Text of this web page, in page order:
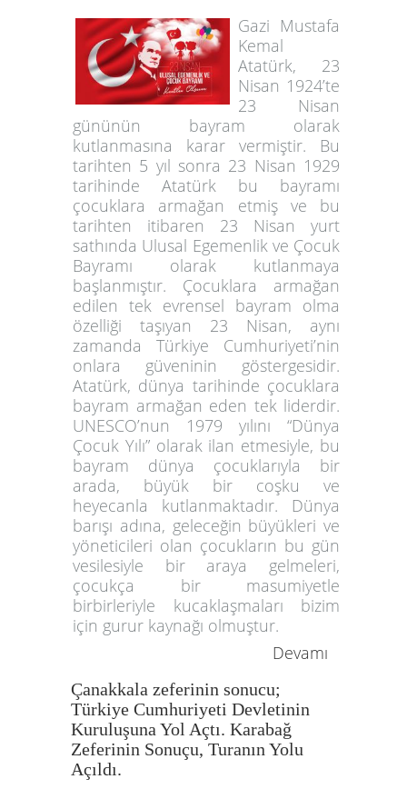
Gazi Mustafa
Kemal
Atatürk, 23
Nisan 1924’te
23 Nisan
gününün bayram olarak
kutlanmasına karar vermiştir. Bu
tarihten 5 yıl sonra 23 Nisan 1929
tarihinde Atatürk bu bayramı
çocuklara armağan etmiş ve bu
tarihten itibaren 23 Nisan yurt
sathında Ulusal Egemenlik ve Çocuk
Bayramı olarak kutlanmaya
başlanmıştır. Çocuklara armağan
edilen tek evrensel bayram olma
özelliği taşıyan 23 Nisan, aynı
zamanda Türkiye Cumhuriyeti’nin
onlara güveninin göstergesidir.
Atatürk, dünya tarihinde çocuklara
bayram armağan eden tek liderdir.
UNESCO’nun 1979 yılını “Dünya
Çocuk Yılı” olarak ilan etmesiyle, bu
bayram dünya çocuklarıyla bir
arada, büyük bir coşku ve
heyecanla kutlanmaktadır. Dünya
barışı adına, geleceğin büyükleri ve
yöneticileri olan çocukların bu gün
vesilesiyle bir araya gelmeleri,
çocukça bir masumiyetle
birbirleriyle kucaklaşmaları bizim
için gurur kaynağı olmuştur.
Devamı
Çanakkala zeferinin sonucu;
Türkiye Cumhuriyeti Devletinin
Kuruluşuna Yol Açtı. Karabağ
Zeferinin Sonuçu, Turanın Yolu
Açıldı.